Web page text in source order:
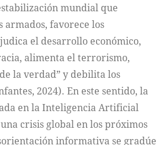
mundial que
armados, favorece los
el desarrollo económico,
alimenta el terrorismo,
la verdad” y debilita los
2024). En este sentido, la
en la Inteligencia Artificial
crisis global en los próximos
informativa se gradúe